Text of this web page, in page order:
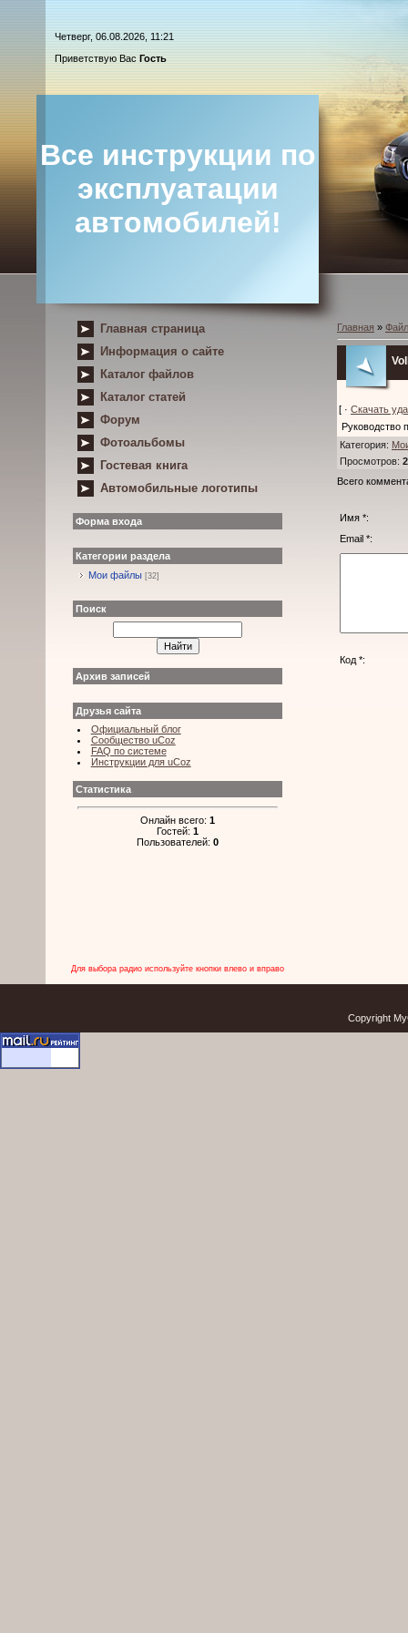
Четверг, 06.08.2026, 11:21
Приветствую Вас Гость
Все инструкции по
эксплуатации
автомобилей!
Главная страница
Информация о сайте
Каталог файлов
Каталог статей
Форум
Фотоальбомы
Гостевая книга
Автомобильные логотипы
Форма входа
Категории раздела
Мои файлы [32]
Поиск
Архив записей
Друзья сайта
Официальный блог
Сообщество uCoz
FAQ по системе
Инструкции для uCoz
Статистика
Онлайн всего: 1
Гостей: 1
Пользователей: 0
Для выбора радио используйте кнопки влево и вправо
Главная »
[ · Скачать
Руководство
Категория:
Просмотров:
Всего
Имя *:
Email *:
Код *:
Copyright